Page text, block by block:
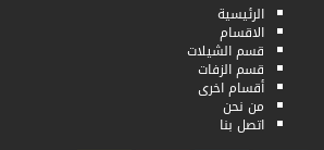
الرئيسية
الاقسام
قسم الشيلات
قسم الزفات
أقسام اخرى
من نحن
اتصل بنا